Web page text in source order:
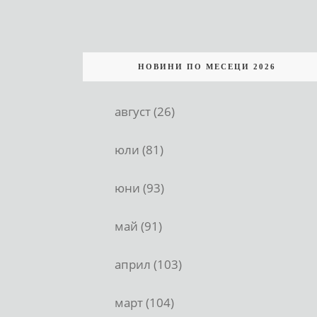
НОВИНИ ПО МЕСЕЦИ 2026
август (26)
юли (81)
юни (93)
май (91)
април (103)
март (104)